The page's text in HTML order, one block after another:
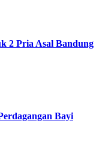
2 Pria Asal Bandung
Bayi